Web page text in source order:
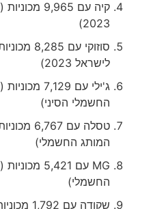
2023)
לישראל 2023)
החשמלי הסיני)
המותג החשמלי)
החשמלי)